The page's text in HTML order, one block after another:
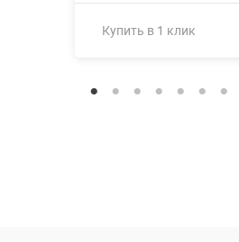
Купить в 1 клик